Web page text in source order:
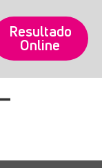
Resultado
Online